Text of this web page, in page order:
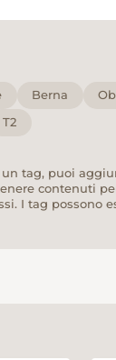
Berna
T2
un tag, puoi
contenuti
I tag possono